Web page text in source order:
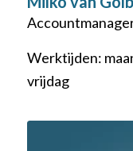
Werktijden:
vrijdag